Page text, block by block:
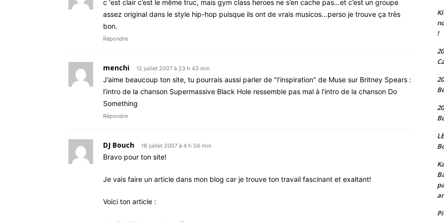
c ‘est clair c’est le même truc, mais gym class heroes ne s’en cache pas…et c’est un groupe
assez original dans le style hip-hop puisque ils ont de vrais musicos…perso je trouve ça très
bon.
Répondre
menchi 12 juillet 2007 à 23 h 43 min
J’aime beaucoup ton site, tu pourrais aussi parler de "l’inspiration" de Muse sur Britney Spears :
l’intro de la chanson Supermassive Black Hole ressemble pas mal à l’intro de la chanson Do
Something
Répondre
DJ Bouch 18 juillet 2007 à 4 h 56 min
Bravo pour ton site!
Je vais faire un article dans mon blog car je trouve ton travail fascinant et exaltant!
Voici ton article :
!